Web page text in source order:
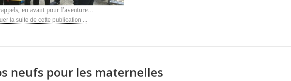
en avant pour l'aventure...
la suite de cette publication ...
neufs pour les maternelles